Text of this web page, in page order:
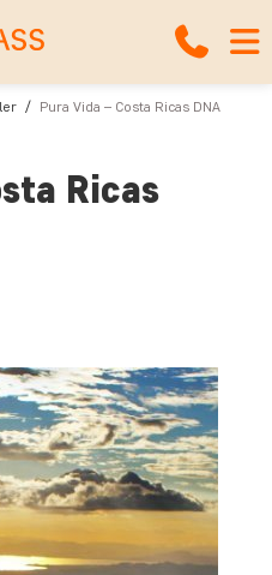
Pura Vida – Costa Ricas DNA
Ricas